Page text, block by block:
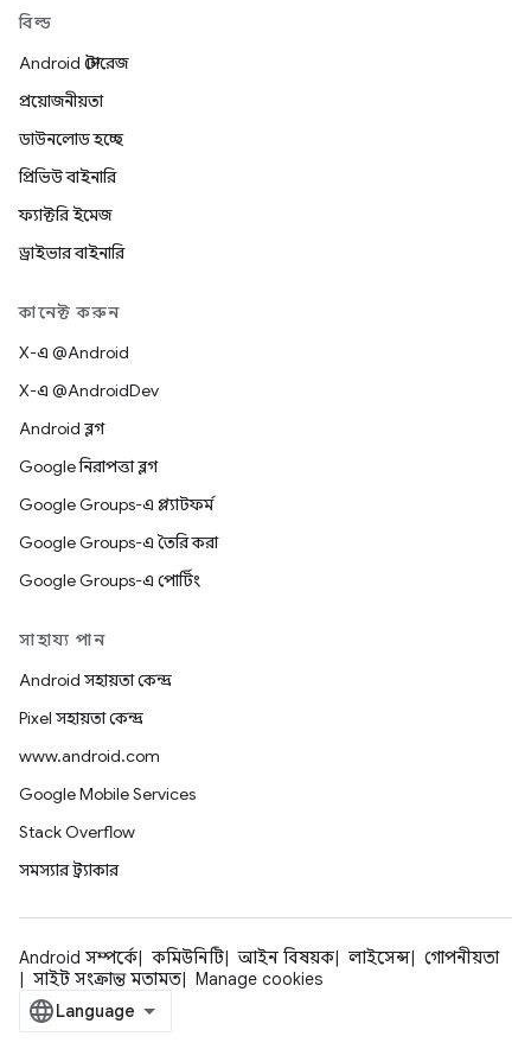
বিল্ড
Android স্টোরেজ
প্রয়োজনীয়তা
ডাউনলোড হচ্ছে
প্রিভিউ বাইনারি
ফ্যাক্টরি ইমেজ
ড্রাইভার বাইনারি
কানেক্ট করুন
X-এ @Android
X-এ @AndroidDev
Android ব্লগ
Google নিরাপত্তা ব্লগ
Google Groups-এ প্ল্যাটফর্ম
Google Groups-এ তৈরি করা
Google Groups-এ পোর্টিং
সাহায্য পান
Android সহায়তা কেন্দ্র
Pixel সহায়তা কেন্দ্র
www.android.com
Google Mobile Services
Stack Overflow
সমস্যার ট্র্যাকার
Android সম্পর্কে কমিউনিটি আইন বিষয়ক লাইসেন্স
গোপনীয়তা
সাইট সংক্রান্ত মতামত
Manage cookies